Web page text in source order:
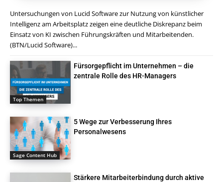
Untersuchungen von Lucid Software zur Nutzung von künstlicher
Intelligenz am Arbeitsplatz zeigen eine deutliche Diskrepanz beim
Einsatz von KI zwischen Führungskräften und Mitarbeitenden.
(BTN/Lucid Software)...
Top Themen
Fürsorgepflicht im Unternehmen – die
zentrale Rolle des HR-Managers
Sage Content Hub
5 Wege zur Verbesserung Ihres
Personalwesens
Stärkere Mitarbeiterbindung durch aktive